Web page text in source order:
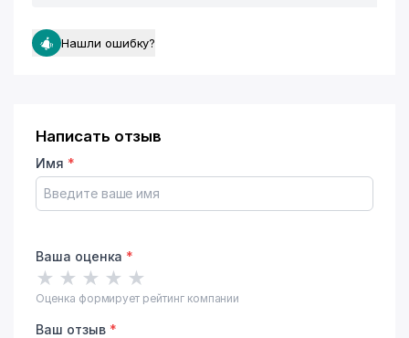
Нашли ошибку?
Написать отзыв
Имя *
Ваша оценка *
★ ★ ★ ★ ★
Оценка формирует рейтинг компании
Ваш отзыв *